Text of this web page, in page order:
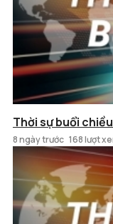
Thời sự buổi
8 ngày trước 168 lượt